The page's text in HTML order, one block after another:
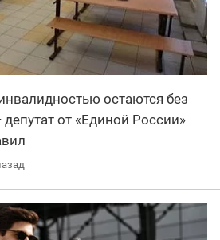
остаются без
от «Единой России»